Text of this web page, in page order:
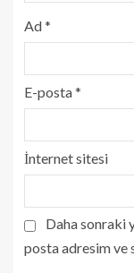
Ad*
E-posta*
İnternet sitesi
Daha sonraki
posta adresim ve